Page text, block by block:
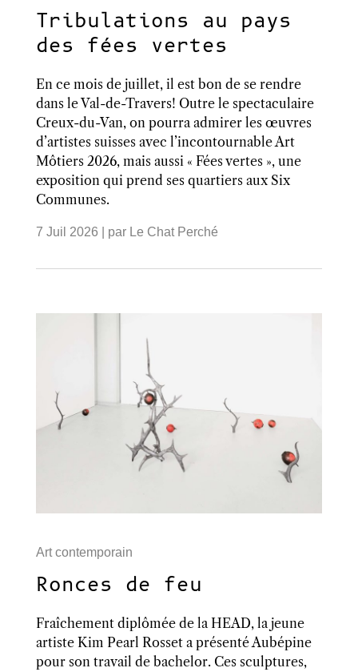
Tribulations au pays
des fées vertes
En ce mois de juillet, il est bon de se rendre
dans le Val-de-Travers! Outre le spectaculaire
Creux-du-Van, on pourra admirer les œuvres
d’artistes suisses avec l’incontournable Art
Môtiers 2026, mais aussi « Fées vertes », une
exposition qui prend ses quartiers aux Six
Communes.
7 Juil 2026 | par Le Chat Perché
Art contemporain
Ronces de feu
Fraîchement diplômée de la HEAD, la jeune
artiste Kim Pearl Rosset a présenté Aubépine
pour son travail de bachelor. Ces sculptures,